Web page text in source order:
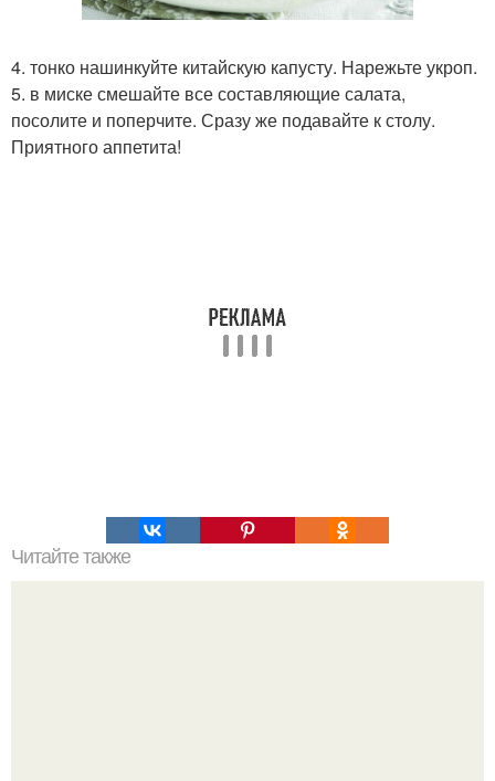
4. тонко нашинкуйте китайскую капусту. Нарежьте укроп.
5. в миске смешайте все составляющие салата,
посолите и поперчите. Сразу же подавайте к столу.
Приятного аппетита!
Читайте также